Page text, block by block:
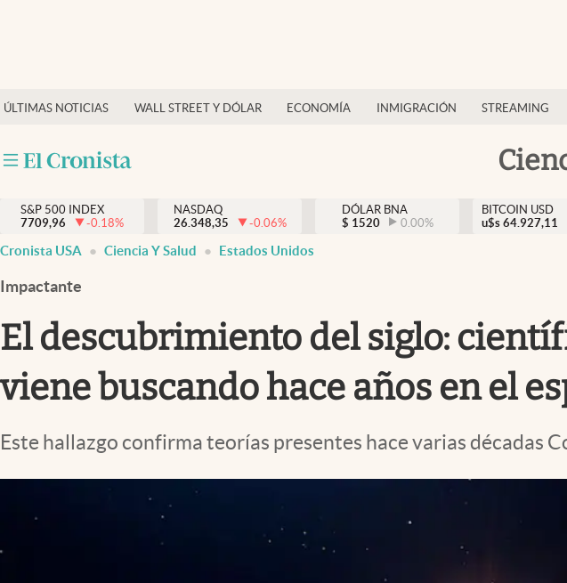
ÚLTIMAS NOTICIAS WALL STREET Y DÓLAR ECONOMÍA INMIGRACIÓN STREAMING
Finanzas y economía
Inmigración
Trending
Streaming
PC y mobile
S&P 500 INDEX
7709,96
-0.18%
NASDAQ
26.348,35
-0.06%
DÓLAR BNA
$ 1520 0.00%
BITCOIN USD
u$s 64.927,11
Cronista USA Ciencia Y Salud Estados Unidos
Impactante
El descubrimiento del siglo:
viene buscando hace años en el
Este hallazgo confirma teorías presentes hace varias décadas